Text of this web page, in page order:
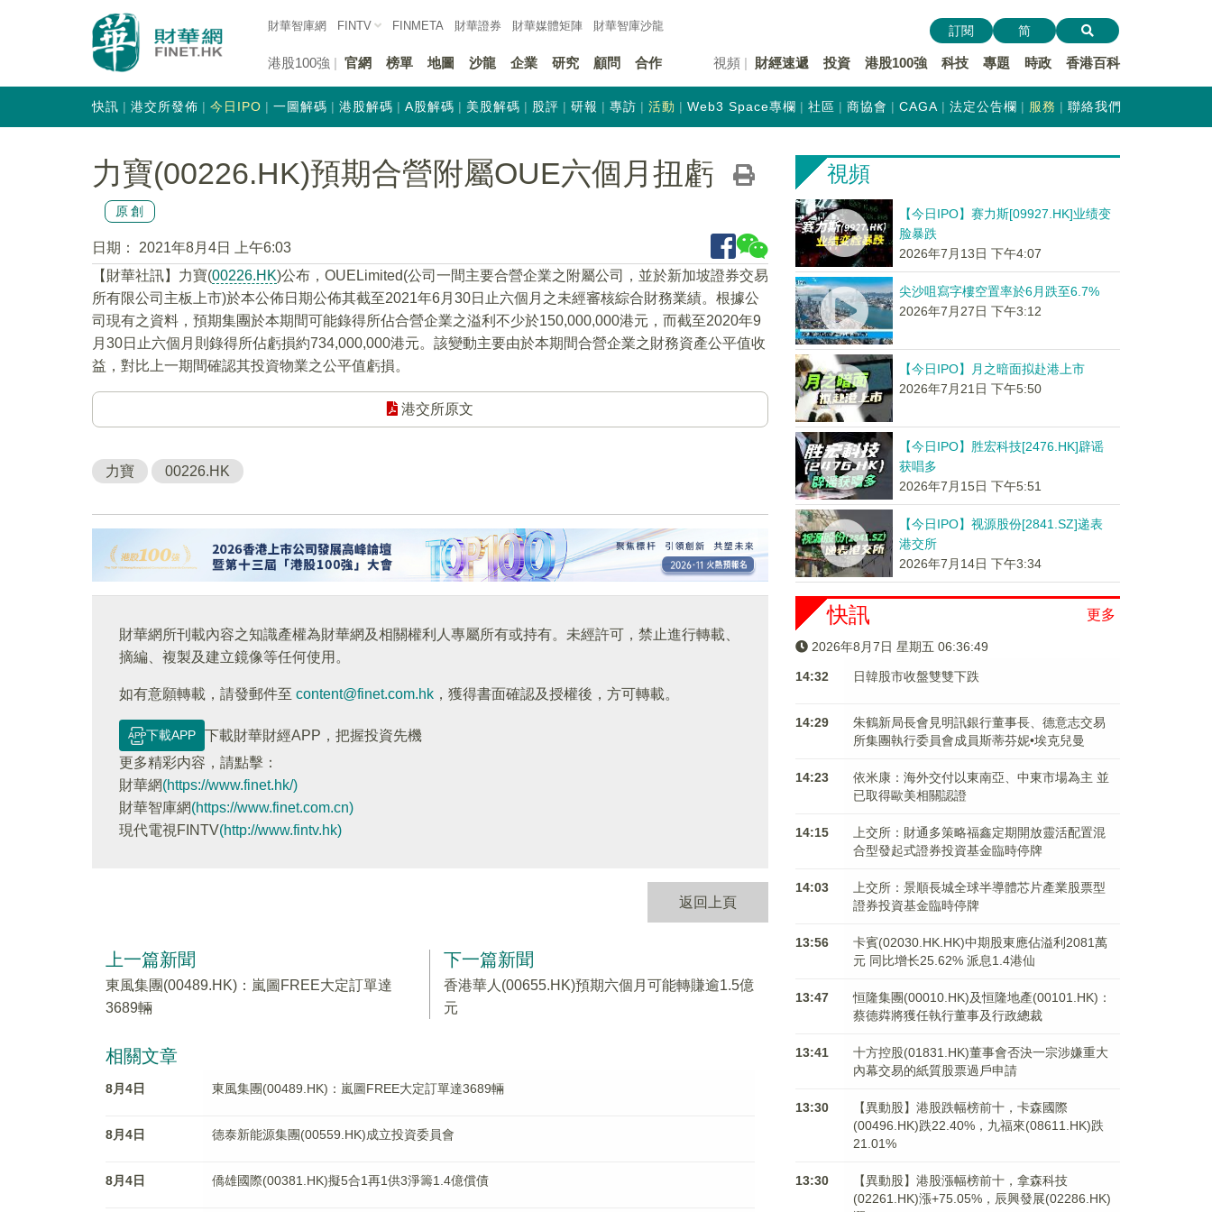
財華智庫網 FINTV FINMETA 財華證券 財華媒體矩陣 財華智庫沙龍
港股100強 官網 榜單 地圖 沙龍 企業 研究 顧問 合作 視頻 財經速遞 投資 港股100強 科技 專題 時政 香港百科
訂閱 简
快訊 港交所發佈 今日IPO 一圖解碼 港股解碼 A股解碼 美股解碼 股評 研報 專訪 活動 Web3 Space專欄 社區 商協會 CAGA 法定公告欄 服務 聯絡我們
力寶(00226.HK)預期合營附屬OUE六個月扭虧
原創
日期：
2021年8月4日 上午6:03
【財華社訊】力寶(00226.HK)公布，OUELimited(公司一間主要合營企業之附屬公司，並於新加坡證券交易
所有限公司主板上市)於本公佈日期公佈其截至2021年6月30日止六個月之未經審核綜合財務業績。根據公
司現有之資料，預期集團於本期間可能錄得所佔合營企業之溢利不少於150,000,000港元，而截至2020年9
月30日止六個月則錄得所佔虧損約734,000,000港元。該變動主要由於本期間合營企業之財務資產公平值收
益，對比上一期間確認其投資物業之公平值虧損。
港交所原文
力寶 00226.HK
財華網所刊載內容之知識產權為財華網及相關權利人專屬所有或持有。未經許可，禁止進行轉載、
摘編、複製及建立鏡像等任何使用。
如有意願轉載，請發郵件至 content@finet.com.hk ，獲得書面確認及授權後，方可轉載。
下載APP
下載財華財經APP，把握投資先機
更多精彩内容，請點擊：
財華網(https://www.finet.hk/)
財華智庫網(https://www.finet.com.cn)
現代電視FINTV(http://www.fintv.hk)
返回上頁
上一篇新聞
東風集團(00489.HK)：嵐圖FREE大定訂單達
3689輛
下一篇新聞
香港華人(00655.HK)預期六個月可能轉賺逾1.5億
元
相關文章
8月4日 東風集團(00489.HK)：嵐圖FREE大定訂單達3689輛
8月4日 德泰新能源集團(00559.HK)成立投資委員會
8月4日 僑雄國際(00381.HK)擬5合1再1供3淨籌1.4億償債
視頻
【今日IPO】赛力斯[09927.HK]业绩变
脸暴跌
2026年7月13日 下午4:07
尖沙咀寫字樓空置率於6月跌至6.7%
2026年7月27日 下午3:12
【今日IPO】月之暗面拟赴港上市
2026年7月21日 下午5:50
【今日IPO】胜宏科技[2476.HK]辟谣
获唱多
2026年7月15日 下午5:51
【今日IPO】视源股份[2841.SZ]递表
港交所
2026年7月14日 下午3:34
更多
快訊
2026年8月7日 星期五 06:36:49
14:32 日韓股市收盤雙雙下跌
14:29
朱鶴新局長會見明訊銀行董事長、德意志交易
所集團執行委員會成員斯蒂芬妮•埃克兒曼
14:23
依米康：海外交付以東南亞、中東市場為主 並
已取得歐美相關認證
14:15
上交所：財通多策略福鑫定期開放靈活配置混
合型發起式證券投資基金臨時停牌
14:03
上交所：景順長城全球半導體芯片產業股票型
證券投資基金臨時停牌
13:56
卡賓(02030.HK.HK)中期股東應佔溢利2081萬
元 同比增长25.62% 派息1.4港仙
13:47
恒隆集團(00010.HK)及恒隆地產(00101.HK)：
蔡德粦將獲任執行董事及行政總裁
13:41
十方控股(01831.HK)董事會否決一宗涉嫌重大
內幕交易的紙質股票過戶申請
13:30
【異動股】港股跌幅榜前十，卡森國際
(00496.HK)跌22.40%，九福來(08611.HK)跌
21.01%
13:30
【異動股】港股漲幅榜前十，拿森科技
(02261.HK)漲+75.05%，辰興發展(02286.HK)